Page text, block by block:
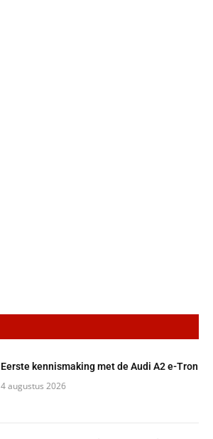
Eerste kennismaking met de Audi A2 e-Tron
4 augustus 2026